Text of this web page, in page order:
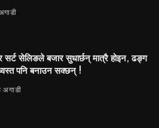
सर्ट सेलिङले बजार सुधार्छन् मात्रै होइन, ढङ्ग
पनि बनाउन सक्छन् !
अगाडी